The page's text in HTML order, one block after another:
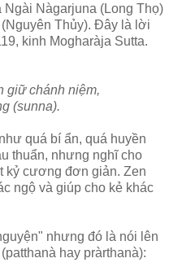
Ngài Nàgarjuna (Long Thọ)
Thủy). Ðây là lời
kinh Mogharàja Sutta.
giữ chánh niệm,
(sunna).
quá bí ẩn, quá huyền
thuẩn, nhưng nghĩ cho
kỷ cương đơn giản. Zen
ngộ và giúp cho kẻ khác
nhưng đó là nói lên
hay pràrthanà):